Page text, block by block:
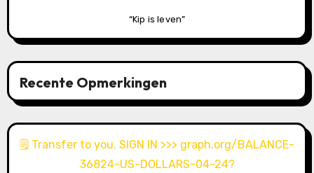
“Kip is leven”
Recente Opmerkingen
🗒 Transfer to you. SIGN IN >>> graph.org/BALANCE-
36824-US-DOLLARS-04-24?